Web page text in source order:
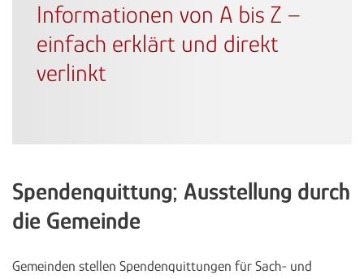
Informationen von A bis Z –
einfach erklärt und direkt
verlinkt
Spendenquittung; Ausstellung durch
die Gemeinde
Gemeinden stellen Spendenquittungen für Sach- und